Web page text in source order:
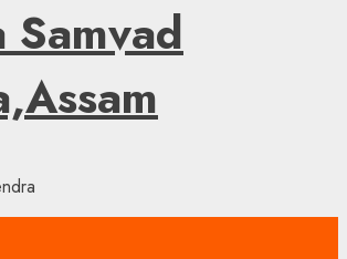
Samvad